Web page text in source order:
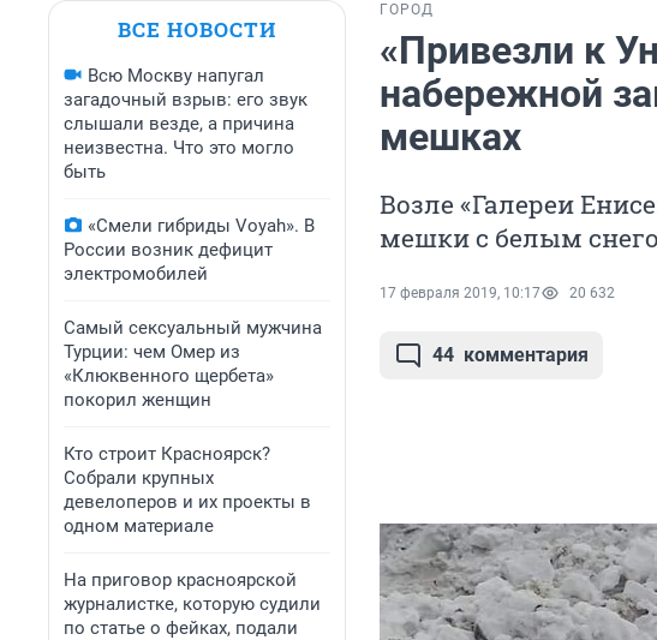
ВСЕ НОВОСТИ
Всю Москву напугал
загадочный взрыв: его звук
слышали везде, а причина
неизвестна. Что это могло
быть
«Смели гибриды Voyah». В
России возник дефицит
электромобилей
Самый сексуальный мужчина
Турции: чем Омер из
«Клюквенного щербета»
покорил женщин
Кто строит Красноярск?
Собрали крупных
девелоперов и их проекты в
одном материале
На приговор красноярской
журналистке, которую судили
по статье о фейках, подали
ГОРОД
«Привезли к
набережной
мешках
Возле «Галереи
мешки с белым
17 февраля 2019, 10:17 20 632
44 комментария